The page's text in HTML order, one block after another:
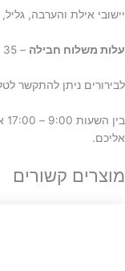
יישובי אילת והערבה, גליל,
עלות משלוח חבילה – 35 ₪.
לבירורים ניתן להתקשר לטלפון – 04-
אליכם.
מוצרים קשורים